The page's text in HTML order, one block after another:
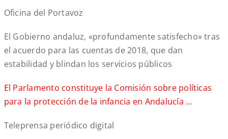
Oficina del Portavoz
El Gobierno andaluz, «profundamente satisfecho» tras
el acuerdo para las cuentas de 2018, que dan
estabilidad y blindan los servicios públicos
El Parlamento constituye la Comisión sobre políticas
para la protección de la infancia en Andalucía …
Teleprensa periódico digital